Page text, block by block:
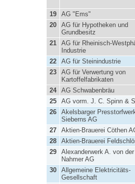
19
AG "Ems"
20
AG für Hypotheken und
Grundbesitz
21
AG für Rheinisch-
Industrie
22
AG für Steinindustrie
23
AG für Verwertung von
Kartoffelfabrikaten
24
AG Schwabenbräu
25
AG vorm. J. C. Spinn &
26
Akelsbarger
Sieberns AG
27
Aktien-Brauerei Cöthen
28
Aktien-Brauerei
29
Alexanderwerk A. von der
Nahmer AG
30
Allgemeine Elektricitäts-
Gesellschaft